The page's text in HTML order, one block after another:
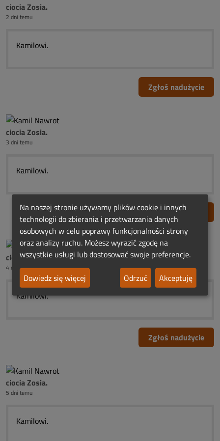
ciocia Zosia.
2 dni temu
Kamilowi.
Zgłoś nadużycie
ciocia Zosia.
3 dni temu
Kamilowi.
Zgłoś nadużycie
ciocia Zosia.
4 dni temu
Kamilowi.
Zgłoś nadużycie
ciocia Zosia.
5 dni temu
Kamilowi.
Na naszej stronie używamy plików cookie i innych
technologii do zbierania i przetwarzania danych
osobowych w celu poprawy funkcjonalności strony
oraz analizy ruchu. Możesz wyrazić zgodę na
wszystkie usługi lub dostosować swoje preferencje.
Dowiedz się więcej
Odrzuć Akceptuję